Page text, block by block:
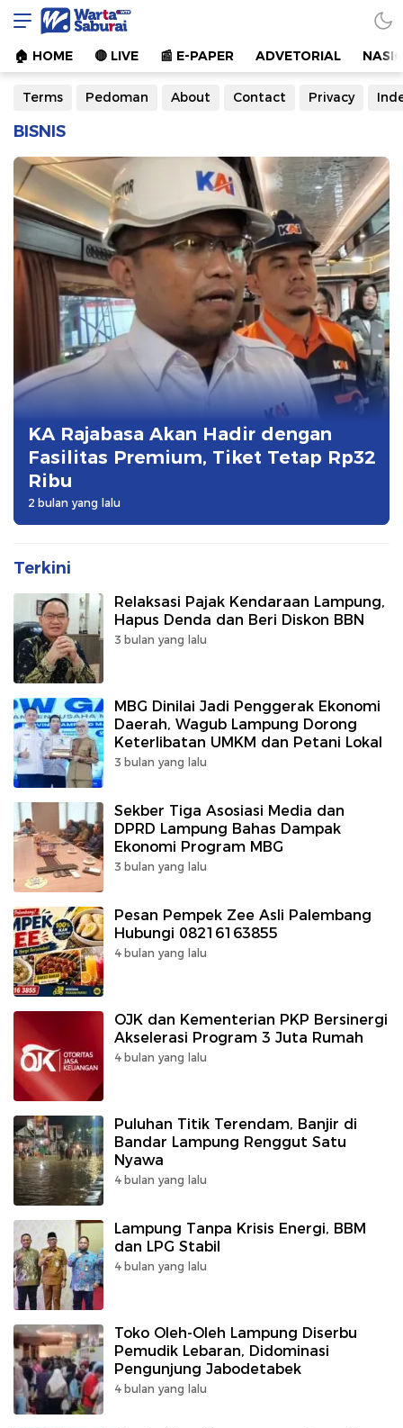
Warta Saburai
Sumber Informasi Terkini
🏠︎ HOME 🔴 LIVE 📰 E-PAPER ADVETORIAL
Terms Pedoman About Contact Privacy
BISNIS
KA Rajabasa Akan Hadir dengan
Fasilitas Premium, Tiket Tetap Rp32
Ribu
2 bulan yang lalu
Terkini
Relaksasi Pajak Kendaraan Lampung,
Hapus Denda dan Beri Diskon BBN
3 bulan yang lalu
MBG Dinilai Jadi Penggerak Ekonomi
Daerah, Wagub Lampung Dorong
Keterlibatan UMKM dan Petani Lokal
3 bulan yang lalu
Sekber Tiga Asosiasi Media dan
DPRD Lampung Bahas Dampak
Ekonomi Program MBG
3 bulan yang lalu
Pesan Pempek Zee Asli Palembang
Hubungi 08216163855
4 bulan yang lalu
OJK dan Kementerian PKP Bersinergi
Akselerasi Program 3 Juta Rumah
4 bulan yang lalu
Puluhan Titik Terendam, Banjir di
Bandar Lampung Renggut Satu
Nyawa
4 bulan yang lalu
Lampung Tanpa Krisis Energi, BBM
dan LPG Stabil
4 bulan yang lalu
Toko Oleh-Oleh Lampung Diserbu
Pemudik Lebaran, Didominasi
Pengunjung Jabodetabek
4 bulan yang lalu